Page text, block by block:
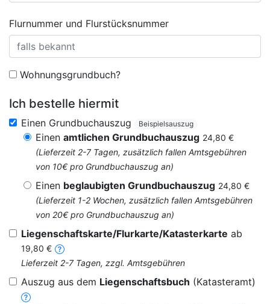
Flurnummer und Flurstücksnummer
Wohnungsgrundbuch?
Ich bestelle hiermit
Einen Grundbuchauszug Beispielsauszug
Einen amtlichen Grundbuchauszug 24,80 €
(Lieferzeit 2-7 Tagen, zusätzlich fallen Amtsgebühren
von 10€ pro Grundbuchauszug an)
Einen beglaubigten Grundbuchauszug 24,80 €
(Lieferzeit 1-2 Wochen, zusätzlich fallen Amtsgebühren
von 20€ pro Grundbuchauszug an)
Liegenschaftskarte/Flurkarte/Katasterkarte ab
19,80 €
Lieferzeit 2-7 Tagen, zzgl. Amtsgebühren
Auszug aus dem Liegenschaftsbuch (Katasteramt)